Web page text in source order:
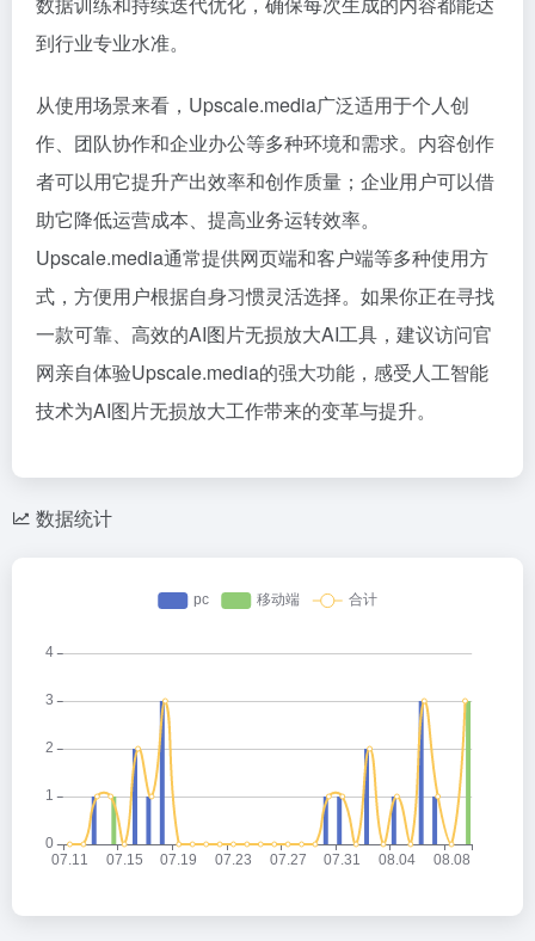
到行业专业水准。
从使用场景来看，Upscale.media广泛适用于个人创
作、团队协作和企业办公等多种环境和需求。内容创作
者可以用它提升产出效率和创作质量；企业用户可以借
助它降低运营成本、提高业务运转效率。
Upscale.media通常提供网页端和客户端等多种使用方
式，方便用户根据自身习惯灵活选择。如果你正在寻找
一款可靠、高效的AI图片无损放大AI工具，建议访问官
网亲自体验Upscale.media的强大功能，感受人工智能
技术为AI图片无损放大工作带来的变革与提升。
数据统计